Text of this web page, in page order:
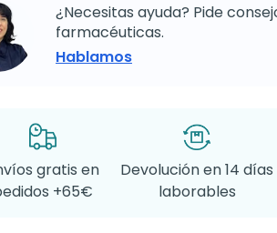
¿Necesitas ayuda? Pide
farmacéuticas.
Hablamos
gratis en
+65€
Devolución en 14 días
laborables